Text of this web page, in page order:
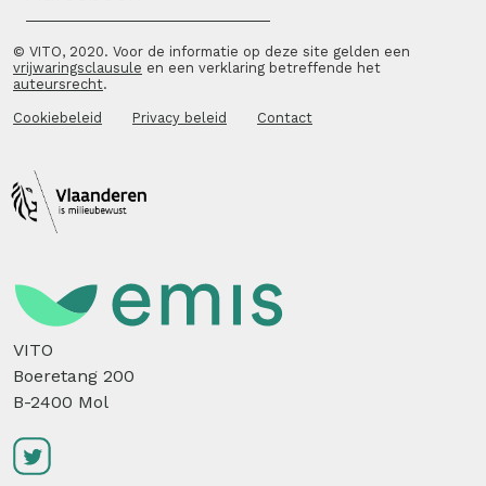
© VITO, 2020. Voor de informatie op deze site gelden een
vrijwaringsclausule en een verklaring betreffende het
auteursrecht.
Cookiebeleid Privacy beleid Contact
VITO
Boeretang 200
B-2400 Mol